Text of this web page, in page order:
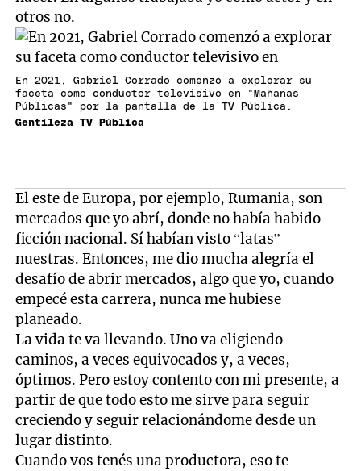
otros no.
En 2021, Gabriel Corrado comenzó a explorar su
faceta como conductor televisivo en "Mañanas
Públicas" por la pantalla de la TV Pública.
Gentileza TV Pública
El este de Europa, por ejemplo, Rumania, son
mercados que yo abrí, donde no había habido
ficción nacional. Sí habían visto “latas”
nuestras. Entonces, me dio mucha alegría el
desafío de abrir mercados, algo que yo, cuando
empecé esta carrera, nunca me hubiese
planeado.
La vida te va llevando. Uno va eligiendo
caminos, a veces equivocados y, a veces,
óptimos. Pero estoy contento con mi presente, a
partir de que todo esto me sirve para seguir
creciendo y seguir relacionándome desde un
lugar distinto.
Cuando vos tenés una productora, eso te